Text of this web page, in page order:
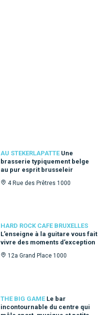
AU STEKERLAPATTE Une
brasserie typiquement belge
au pur esprit brusseleir
4 Rue des Prêtres 1000
HARD ROCK CAFE BRUXELLES
L’enseigne à la guitare vous fait
vivre des moments d’exception
12a Grand Place 1000
THE BIG GAME Le bar
incontournable du centre qui